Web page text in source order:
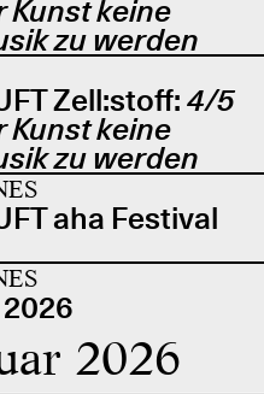
Kunst keine
zu werden
Zell:stoff: 4/5
Kunst keine
zu werden
aha Festival
2026